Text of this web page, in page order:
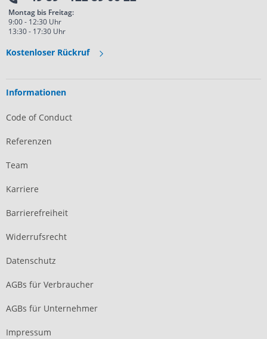
Montag bis Freitag:
9:00 - 12:30 Uhr
13:30 - 17:30 Uhr
Kostenloser Rückruf
Informationen
Code of Conduct
Referenzen
Team
Karriere
Barrierefreiheit
Widerrufsrecht
Datenschutz
AGBs für Verbraucher
AGBs für Unternehmer
Impressum